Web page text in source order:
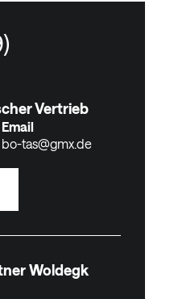
)
Vertrieb
Email
bo-tas@gmx.de
Woldegk